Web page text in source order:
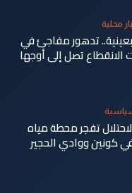
محلية
تدهور مفاجئ في
الانقطاع تصل إلى أوجها
تفجر محطة مياه
كونين ووادي الحجير